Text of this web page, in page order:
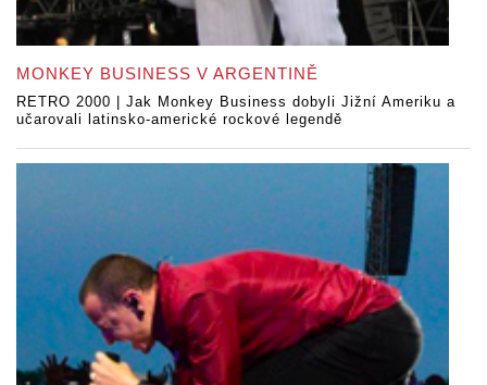
MONKEY BUSINESS V ARGENTINĚ
RETRO 2000 | Jak Monkey Business dobyli Jižní Ameriku a
učarovali latinsko-americké rockové legendě